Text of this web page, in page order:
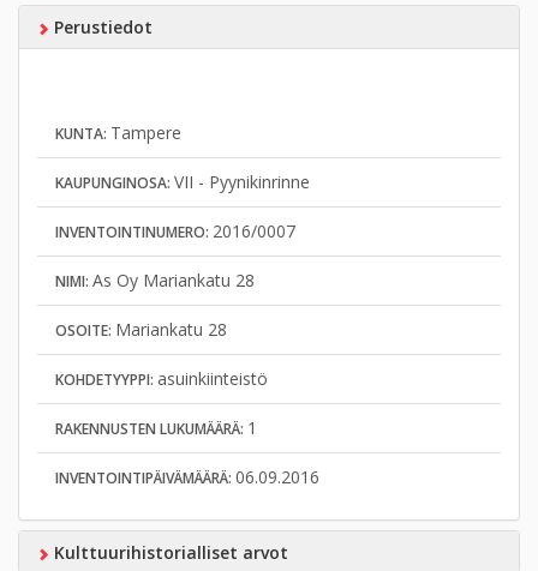
Perustiedot
KUNTA: Tampere
KAUPUNGINOSA: VII - Pyynikinrinne
INVENTOINTINUMERO: 2016/0007
NIMI: As Oy Mariankatu 28
OSOITE: Mariankatu 28
KOHDETYYPPI: asuinkiinteistö
RAKENNUSTEN LUKUMÄÄRÄ: 1
INVENTOINTIPÄIVÄMÄÄRÄ: 06.09.2016
Kulttuurihistorialliset arvot